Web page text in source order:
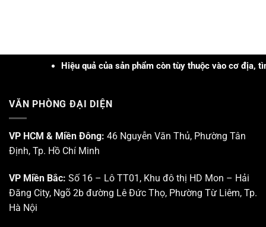
Công
nghệ
Da
Trung
tâm
nghệ
nhật
kiến
Công
Tp.
Chí
Hiệu quả của sản phẩm còn tùy thuộc vào cơ địa, tình
VĂN PHÒNG ĐẠI DIỆN
VP HCM & Miền Đông: 46 Nguyễn Văn Thủ, Phường Tân
Định, Tp. Hồ Chí Minh
VP Miền Bắc: Số 16 – Lô TT01, Khu đô thị HD Mon – Hải
Đăng City, Ngõ 2b đường Lê Đức Thọ, Phường Từ Liêm, Tp.
Hà Nội